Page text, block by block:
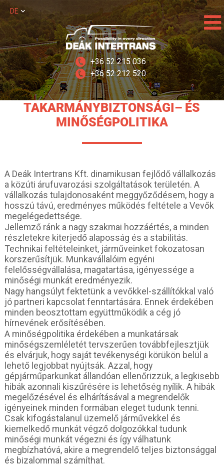
+36 52 215 036
+36 52 212 520
DE
TAKARMÁNYBIZTONSÁGI– ÉS
MINŐSÉGPOLITIKA
A Deák Intertrans Kft. dinamikusan fejlődő vállalkozás
a közúti árufuvarozási szolgáltatások területén. A
vállalkozás tulajdonosaként meggyőződésem, hogy a
hosszú távú, eredményes működés feltétele a Vevők
megelégedettsége.
Jellemző ránk a nagy szakmai hozzáértés, a minden
részletekre kiterjedő alaposság és a stabilitás.
Technikai feltételeinket, járműveinket fokozatosan
korszerűsítjük. Munkavállalóim egyéni
felelősségvállalása, magatartása, igényessége a
minőségi munkát eredményezik.
Nagy hangsúlyt fektetünk a vevőkkel-szállítókkal való
jó partneri kapcsolat fenntartására. Ennek érdekében
minden beosztottam együttműködik a cég jó
hírnevének erősítésében.
A minőségpolitika érdekében a munkatársak
minőségszemléletét tervszerűen továbbfejlesztjük
és elvárjuk, hogy saját tevékenységi körükön belül a
lehető legjobbat nyújtsák. Azzal, hogy
gépjárműparkunkat állandóan ellenőrizzük, a legkisebb
hibák azonnali kiszűrésére is lehetőség nyílik. A hibák
megelőzésével és elhárításával a megrendelők
igényeinek minden formában eleget tudunk tenni.
Csak kifogástalanul üzemelő járművekkel és
kiemelkedő munkát végző dolgozókkal tudunk
minőségi munkát végezni és így válhatunk
megbízhatóvá, akire a megrendelő teljes biztonsággal
és bizalommal számíthat.